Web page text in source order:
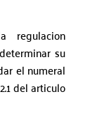
regulacion
su
el numeral
del articulo